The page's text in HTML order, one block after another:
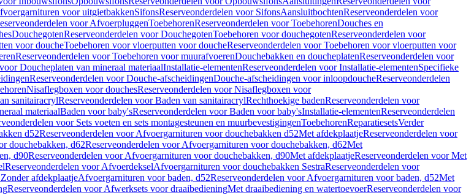
voor uitgietbakkenSifonsReserveonderdelen voor SifonsAansluitbochtenReserveonderdelen voor
voor AfvoerpluggenToebehorenReserveonderdelen voor ToebehorenDouches en
DouchegotenReserveonderdelen voor DouchegotenToebehoren voor douchegotenReserveonderdelen voor
voor doucheToebehoren voor vloerputten voor doucheReserveonderdelen voor Toebehoren voor vloerputten voor
Reserveonderdelen voor Toebehoren voor muurafvoerenDouchebakken en doucheplatenReserveonderdelen voor
Doucheplaten van mineraal materiaalInstallatie-elementenReserveonderdelen voor Installatie-elementenSpecifieke
Reserveonderdelen voor Douche-afscheidingenDouche-afscheidingen voor inloopdoucheReserveonderdelen
Nisaflegboxen voor douchesReserveonderdelen voor Nisaflegboxen voor
sanitairacrylReserveonderdelen voor Baden van sanitairacrylRechthoekige badenReserveonderdelen voor
materiaalBaden voor baby'sReserveonderdelen voor Baden voor baby'sInstallatie-elementenReserveonderdelen
voor Sets voeten en sets montagesteunen en muurbevestigingenToebehorenReparatiesetsVerder
d52Reserveonderdelen voor Afvoergarnituren voor douchebakken d52Met afdekplaatjeReserveonderdelen voor
douchebakken, d62Reserveonderdelen voor Afvoergarnituren voor douchebakken, d62Met
d90Reserveonderdelen voor Afvoergarnituren voor douchebakken, d90Met afdekplaatjeReserveonderdelen voor Met
Reserveonderdelen voor AfvoerdekselAfvoergarnituren voor douchebakken SestraReserveonderdelen voor
afdekplaatjeAfvoergarnituren voor baden, d52Reserveonderdelen voor Afvoergarnituren voor baden, d52Met
Reserveonderdelen voor Afwerksets voor draaibedieningMet draaibediening en watertoevoerReserveonderdelen voor